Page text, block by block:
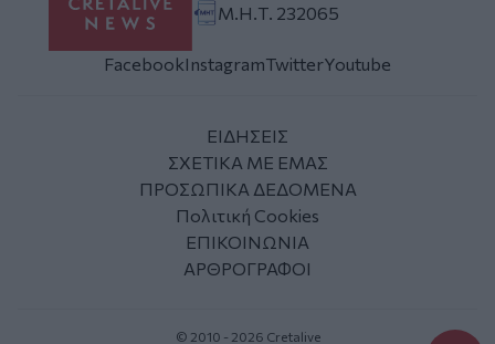
Μ.Η.Τ. 232065
FacebookInstagramTwitterYoutube
ΕΙΔΗΣΕΙΣ
ΣΧΕΤΙΚΑ ΜΕ ΕΜΑΣ
ΠΡΟΣΩΠΙΚΑ ΔΕΔΟΜΕΝΑ
Πολιτική Cookies
ΕΠΙΚΟΙΝΩΝΙΑ
ΑΡΘΡΟΓΡΑΦΟΙ
© 2010 - 2026 Cretalive